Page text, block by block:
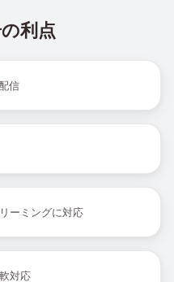
利点
信
ーミングに対応
対応